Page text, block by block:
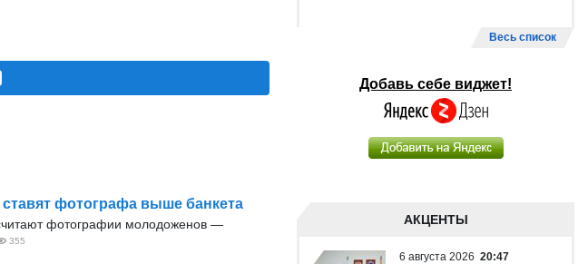
фотографа выше банкета
фотографии молодоженов —
355
Весь список
Добавь себе виджет!
АКЦЕНТЫ
6 августа 2026 20:47